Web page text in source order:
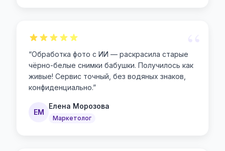
“
“Обработка фото с ИИ — раскрасила старые
чёрно-белые снимки бабушки. Получилось как
живые! Сервис точный, без водяных знаков,
конфиденциально.”
ЕМ
Елена Морозова
Маркетолог